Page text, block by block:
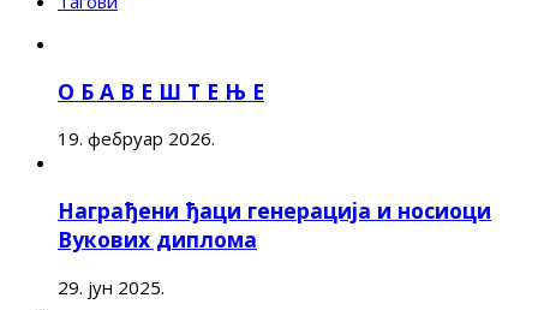
О Б А В Е Ш Т Е Њ Е
19. фебруар 2026.
Награђени ђаци генерација и носиоци
Вукових диплома
29. јун 2025.